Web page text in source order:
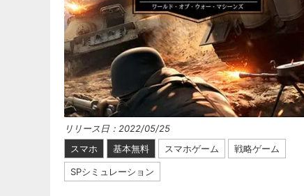
リリース日：2022/05/25
スマホ
基本無料 スマホゲーム 戦略ゲーム
SPシミュレーション